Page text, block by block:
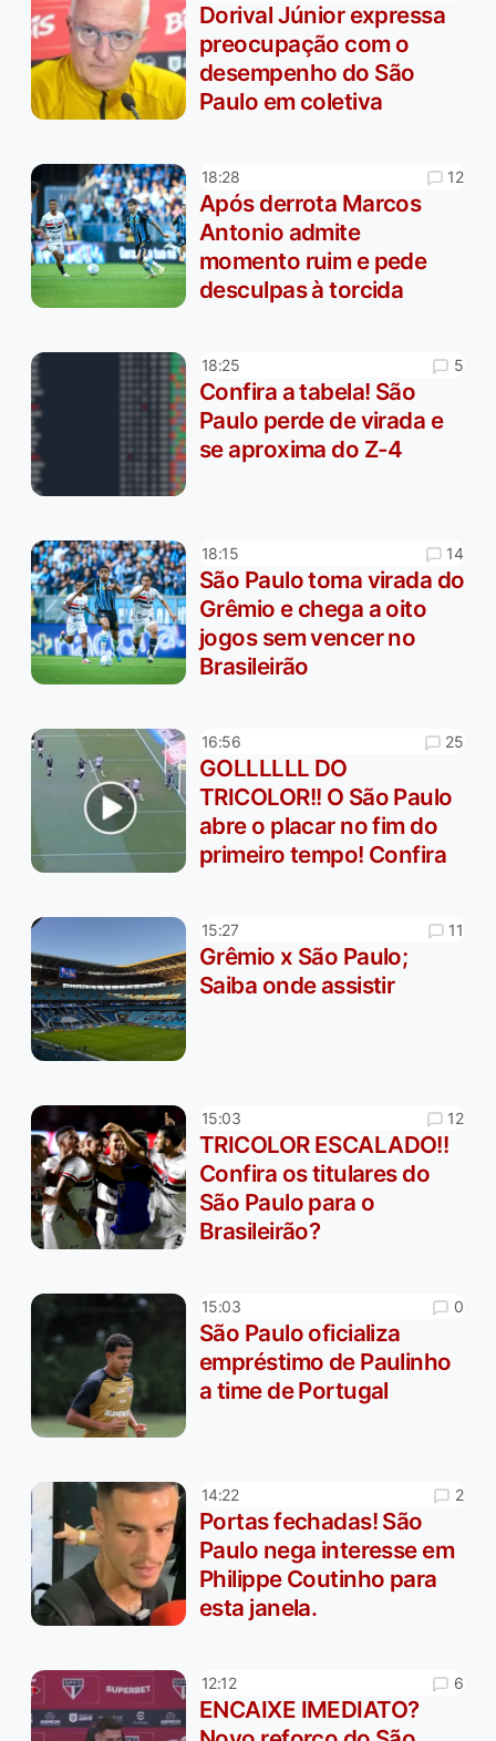
Dorival Júnior expressa
preocupação com o
desempenho do São
Paulo em coletiva
18:28 12
Após derrota Marcos
Antonio admite
momento ruim e pede
desculpas à torcida
18:25 5
Confira a tabela! São
Paulo perde de virada e
se aproxima do Z-4
18:15 14
São Paulo toma virada do
Grêmio e chega a oito
jogos sem vencer no
Brasileirão
16:56 25
GOLLLLLL DO
TRICOLOR!! O São Paulo
abre o placar no fim do
primeiro tempo! Confira
15:27 11
Grêmio x São Paulo;
Saiba onde assistir
15:03 12
TRICOLOR ESCALADO!!
Confira os titulares do
São Paulo para o
Brasileirão?
15:03 0
São Paulo oficializa
empréstimo de Paulinho
a time de Portugal
14:22 2
Portas fechadas! São
Paulo nega interesse em
Philippe Coutinho para
esta janela.
12:12 6
ENCAIXE IMEDIATO?